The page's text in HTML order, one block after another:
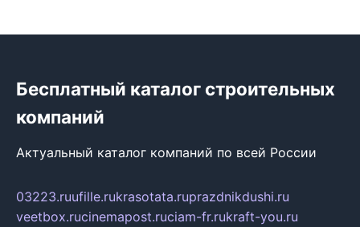
Бесплатный каталог строительных
компаний
Актуальный каталог компаний по всей России
03223.ruufille.rukrasotata.ruprazdnikdushi.ru
veetbox.rucinemapost.ruciam-fr.rukraft-you.ru